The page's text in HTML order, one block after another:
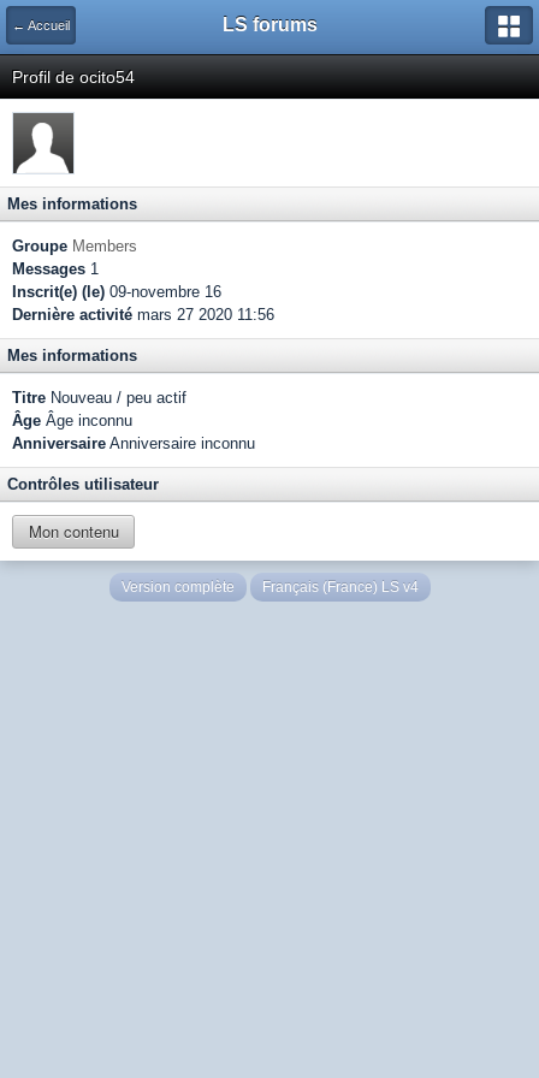
← Accueil LS forums
Profil de ocito54
Mes informations
Groupe Members
Messages 1
Inscrit(e) (le) 09-novembre 16
Dernière activité mars 27 2020 11:56
Mes informations
Titre Nouveau / peu actif
Âge Âge inconnu
Anniversaire Anniversaire inconnu
Contrôles utilisateur
Mon contenu
Version complète Français (France) LS v4